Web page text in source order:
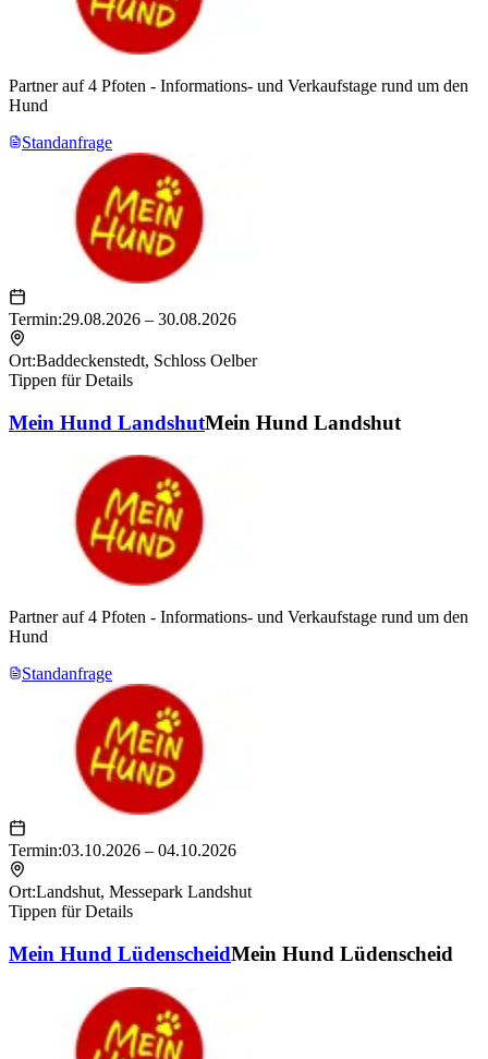
Top Konditionen: bereits ab 6 qm Standgröße
Crossmediale Werbung
Mailings, Internet
Kostenlose Präsentation
Showprogramm inklusive
Netzwerk & Eigenwerbung
Unternehmen vorstellen und Geschäfte fördern
Großes Rahmenprogramm
Unterhaltung, Vorträge und Shows
Sichere dir rechtzeitig einen noch freien Platz für deinen Messestand
in der Stadt deiner Wahl auf einer unserer Mein-Hund-Messen.
Partner auf 4 Pfoten - Informations- und Verkaufstage rund um den
Hund
Standanfrage
Termin:29.08.2026 – 30.08.2026
Ort:Baddeckenstedt, Schloss Oelber
Tippen für Details
Mein Hund LandshutMein Hund Landshut
Partner auf 4 Pfoten - Informations- und Verkaufstage rund um den
Hund
Standanfrage
Termin:03.10.2026 – 04.10.2026
Ort:Landshut, Messepark Landshut
Tippen für Details
Mein Hund LüdenscheidMein Hund Lüdenscheid